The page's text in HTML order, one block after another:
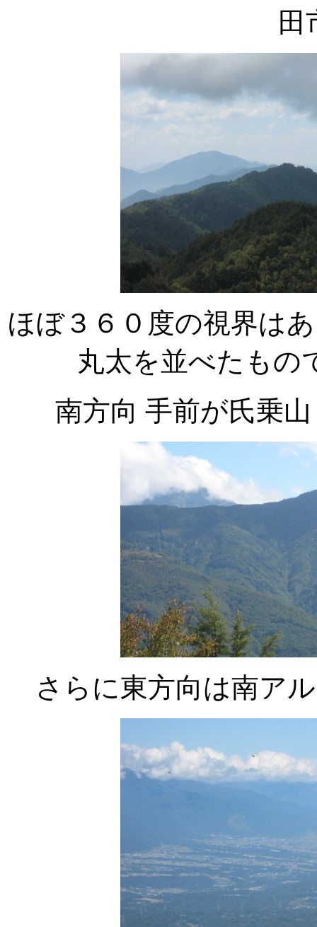
田
ほぼ３６０度の視界は
丸太を並べたもの
南方向 手前が氏乗
さらに東方向は南ア